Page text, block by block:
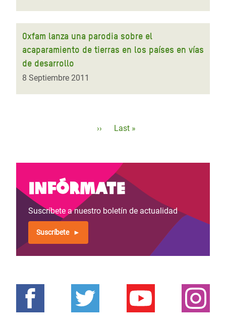
Oxfam lanza una parodia sobre el
acaparamiento de tierras en los países en vías
de desarrollo
8 Septiembre 2011
Siguiente
››
Última
Last »
Infórmate
Suscríbete a nuestro boletín de actualidad
Suscríbete